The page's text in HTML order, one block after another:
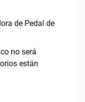
de Pedal de
no será
están